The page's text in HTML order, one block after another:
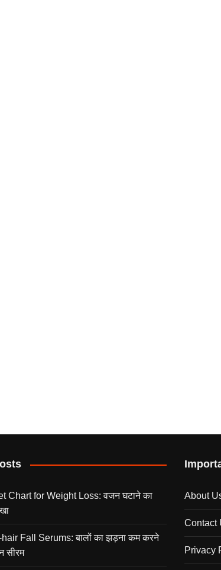
Chart for Weight Loss: वजन घटाने का
Fall Serums: बालों का झड़ना कम करने
सीरम
About
Contact
Privacy